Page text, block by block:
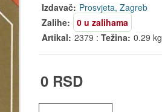
Izdavač: Prosvjeta, Zagreb
Zalihe:
0 u zalihama
Artikal: 2379 :Težina: 0.29 kg
0 RSD